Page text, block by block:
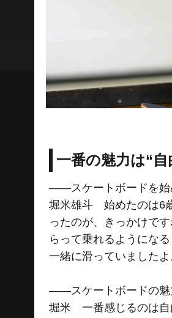
一番の魅力は“
――スケートボードを始
堀米雄斗 始めたのは6
ったのが、きっかけで
らって乗れるようにな
一緒に滑っていましたよ
――スケートボードの魅
堀米 一番感じるのは自